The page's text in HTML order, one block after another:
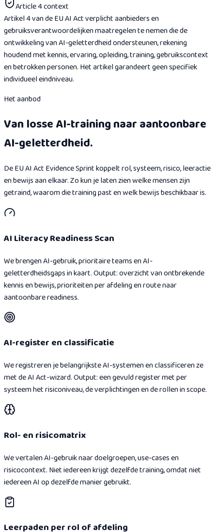
Article 4 context
Artikel 4 van de EU AI Act verplicht aanbieders en
gebruiksverantwoordelijken maatregelen te nemen die de
ontwikkeling van AI-geletterdheid ondersteunen, rekening
houdend met kennis, ervaring, opleiding, training, gebruikscontext
en betrokken personen. Het artikel garandeert geen specifiek
individueel eindniveau.
Het aanbod
Van losse AI-training naar aantoonbare
AI-geletterdheid.
De EU AI Act Evidence Sprint koppelt rol, systeem, risico, leeractie
en bewijs aan elkaar. Zo kun je laten zien welke mensen zijn
getraind, waarom die training past en welk bewijs beschikbaar is.
AI Literacy Readiness Scan
We brengen AI-gebruik, prioritaire teams en AI-
geletterdheidsgaps in kaart. Output: overzicht van ontbrekende
kennis en bewijs, prioriteiten per afdeling en route naar
aantoonbare readiness.
AI-register en classificatie
We registreren je belangrijkste AI-systemen en classificeren ze
met de AI Act-wizard. Output: een gevuld register met per
systeem het risiconiveau, de verplichtingen en de rollen in scope.
Rol- en risicomatrix
We vertalen AI-gebruik naar doelgroepen, use-cases en
risicocontext. Niet iedereen krijgt dezelfde training, omdat niet
iedereen AI op dezelfde manier gebruikt.
Leerpaden per rol of afdeling